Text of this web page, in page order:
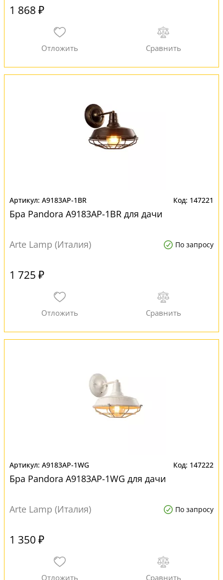
1 868 ₽
A9183AP-1BR 147221
Бра Pandora A9183AP-1BR для дачи
Arte Lamp (Италия) По запросу
1 725 ₽
A9183AP-1WG 147222
Бра Pandora A9183AP-1WG для дачи
Arte Lamp (Италия) По запросу
1 350 ₽